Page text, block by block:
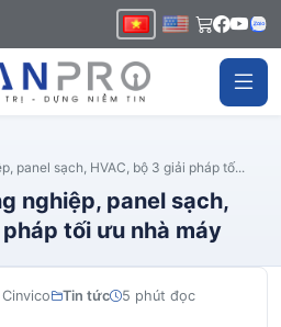
panel sạch, HVAC, bộ 3 giải pháp tố...
nghiệp, panel sạch,
tối ưu nhà máy
Tin tức
5 phút đọc